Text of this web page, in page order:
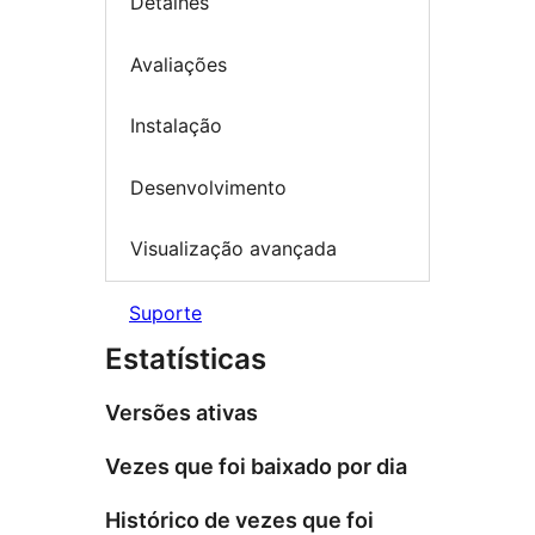
Avaliações
Instalação
Desenvolvimento
Visualização avançada
Suporte
Estatísticas
Versões ativas
Vezes que foi baixado por dia
Histórico de vezes que foi